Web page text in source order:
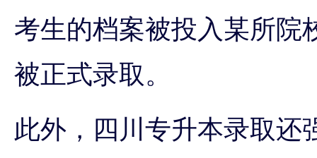
考生的档案被投入某所院
被正式录取。
此外，四川专升本录取还